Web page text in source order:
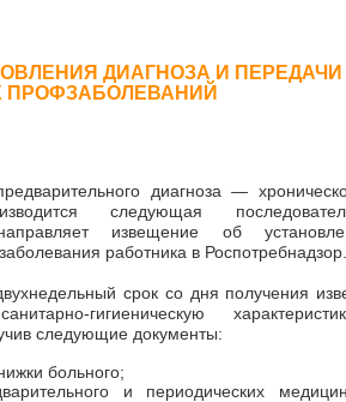
ДИАГНОЗА И
ПРОФЗАБОЛЕВАНИЙ
диагноза—
следующая
извещение об
работника в Роспотребнадзор.
срок со дня получения
гигиеническую
следующие документы:
больного;
и периодических